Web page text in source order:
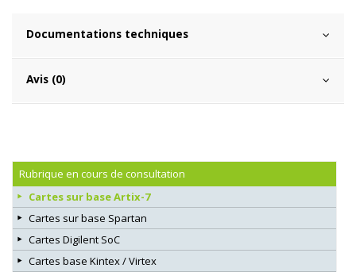
Documentations techniques
Avis (0)
Rubrique en cours de consultation
Cartes sur base Artix-7
Cartes sur base Spartan
Cartes Digilent SoC
Cartes base Kintex / Virtex